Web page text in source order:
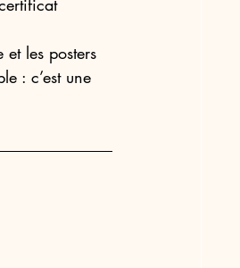
les posters
: c’est une